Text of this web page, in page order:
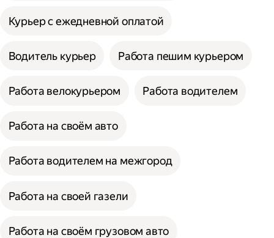
Курьер с ежедневной оплатой
Водитель курьер Работа пешим курьером
Работа велокурьером Работа водителем
Работа на своём авто
Работа водителем на межгород
Работа на своей газели
Работа на своём грузовом авто